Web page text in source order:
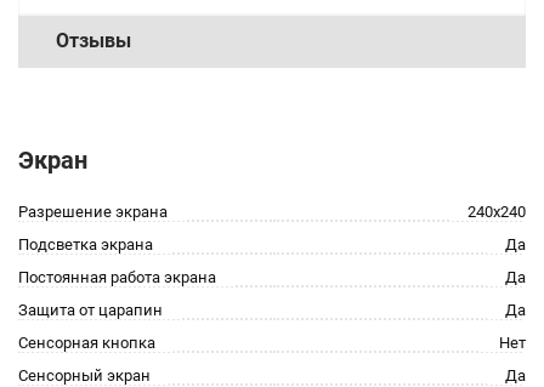
Отзывы
Экран
Разрешение экрана
240x240
Подсветка экрана
Да
Постоянная работа экрана
Да
Защита от царапин
Да
Сенсорная кнопка
Нет
Сенсорный экран
Да